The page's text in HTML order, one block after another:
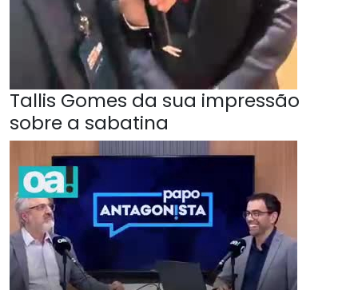
Tallis Gomes da sua impressão
sobre a sabatina